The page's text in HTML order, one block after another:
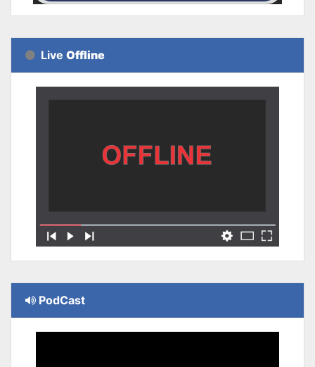
Live Offline
PodCast